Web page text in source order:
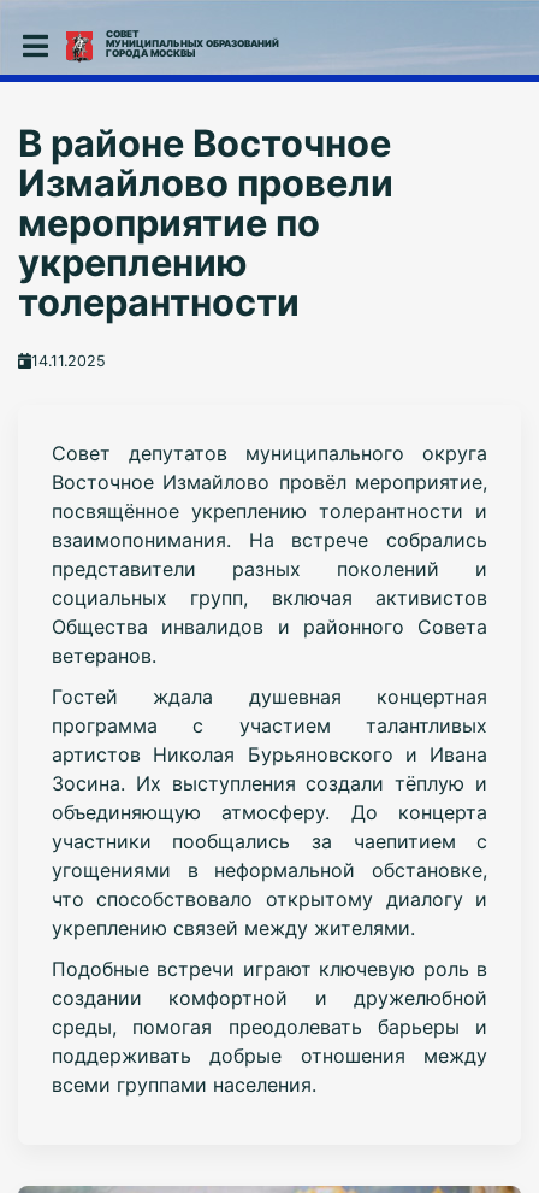
СОВЕТ
МУНИЦИПАЛЬНЫХ ОБРАЗОВАНИЙ
ГОРОДА МОСКВЫ
В районе Восточное
Измайлово провели
мероприятие по
укреплению
толерантности
14.11.2025
Совет депутатов муниципального округа
Восточное Измайлово провёл мероприятие,
посвящённое укреплению толерантности и
взаимопонимания. На встрече собрались
представители разных поколений и
социальных групп, включая активистов
Общества инвалидов и районного Совета
ветеранов.
Гостей ждала душевная концертная
программа с участием талантливых
артистов Николая Бурьяновского и Ивана
Зосина. Их выступления создали тёплую и
объединяющую атмосферу. До концерта
участники пообщались за чаепитием с
угощениями в неформальной обстановке,
что способствовало открытому диалогу и
укреплению связей между жителями.
Подобные встречи играют ключевую роль в
создании комфортной и дружелюбной
среды, помогая преодолевать барьеры и
поддерживать добрые отношения между
всеми группами населения.